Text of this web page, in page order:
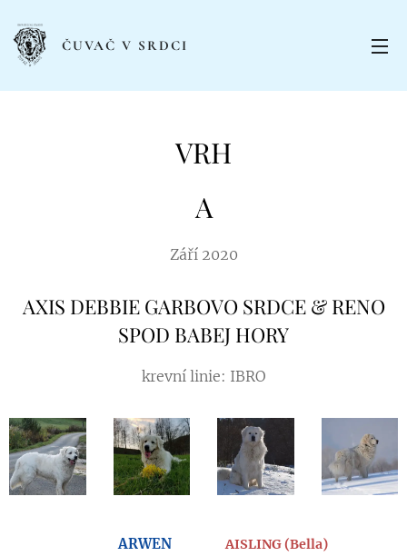
ČUVAČ V SRDCI
VRH
A
Září 2020
AXIS DEBBIE GARBOVO SRDCE & RENO
SPOD BABEJ HORY
krevní linie: IBRO
ARWEN
AISLING (Bella)